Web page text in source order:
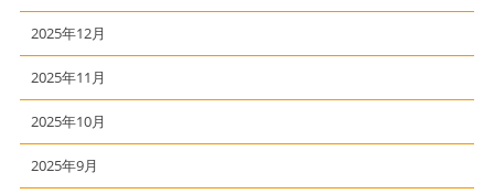
2025年12月
2025年11月
2025年10月
2025年9月